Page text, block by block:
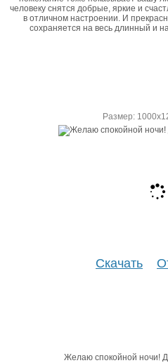
человеку снятся добрые, яркие и
в отличном настроении. И
сохраняется на весь длинный и
Размер:
Скачать
Желаю спокойной ночи!